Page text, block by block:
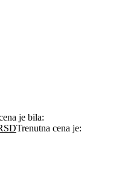
je bila:
Trenutna cena je: